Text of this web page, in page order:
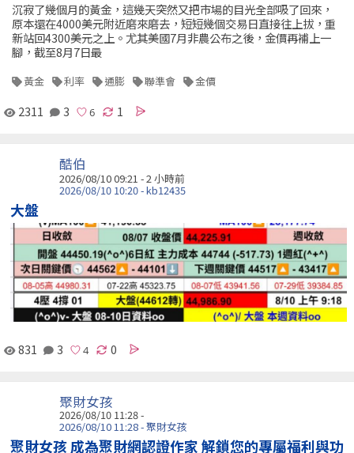
沉寂了幾個月的黃金，這幾天突然又把市場的目光全部吸了回來，
原本還在4000美元附近磨來磨去，短短幾個交易日直接往上拔，重
新站回4300美元之上。尤其美國7月非農公布之後，金價再補上一
腳，截至8月7日最
黃金 利率 通膨 聯準會 金價
2311 3 1
酷伯
2026/08/10 09:21 -2 小時前
2026/08/10 10:20 - kb12435
大盤
831 3 0
聚財女孩
2026/08/10 11:28 -
2026/08/10 11:28 - 聚財女孩
聚財女孩 成為聚財網認證作家 解鎖您的專屬福利與功